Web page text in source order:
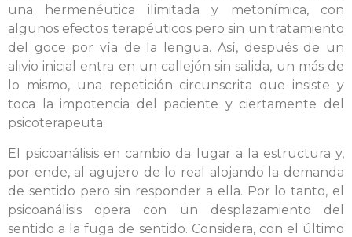
una hermenéutica ilimitada y metonímica, con
algunos efectos terapéuticos pero sin un tratamiento
del goce por vía de la lengua. Así, después de un
alivio inicial entra en un callejón sin salida, un más de
lo mismo, una repetición circunscrita que insiste y
toca la impotencia del paciente y ciertamente del
psicoterapeuta.
El psicoanálisis en cambio da lugar a la estructura y,
por ende, al agujero de lo real alojando la demanda
de sentido pero sin responder a ella. Por lo tanto, el
psicoanálisis opera con un desplazamiento del
sentido a la fuga de sentido. Considera, con el último